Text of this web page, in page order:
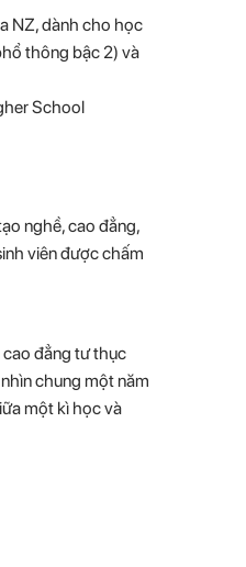
NZ, dành cho học
thông bậc 2) và
School
nghề, cao đẳng,
viên được chấm
cao đẳng tư thục
chung một năm
một kì học và